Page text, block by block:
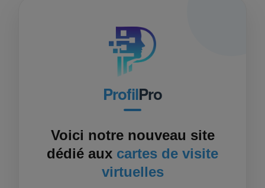
ProfilPro
Voici notre nouveau site
dédié aux cartes de visite
virtuelles